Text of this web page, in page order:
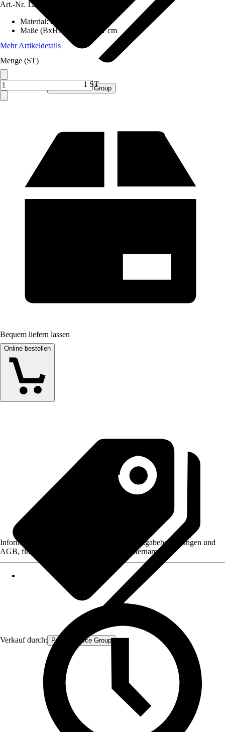
Verkauf durch: Procommerce Group
Art.-Nr. 12585422
Material:Holz
Maße (BxHxT)
51x40x11 cm
Mehr Artikeldetails
Menge (ST)
1 ST
Bequem liefern lassen
Online bestellen
Verkauf durch: Procommerce Group
Informationen des Verkäufers, wie z. B. Rückgabebedingungen und
AGB, finden Sie bei Klick auf den Verkäufernamen.